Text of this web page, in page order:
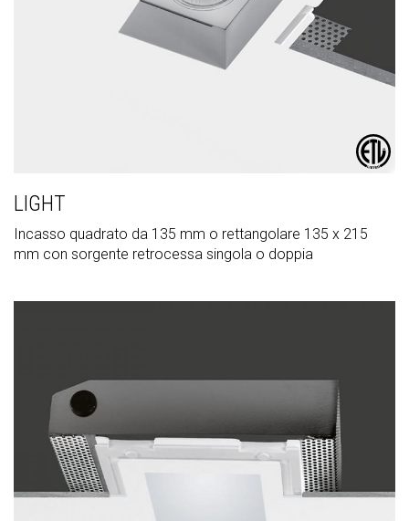
LIGHT
Incasso quadrato da 135 mm o rettangolare 135 x 215
mm con sorgente retrocessa singola o doppia